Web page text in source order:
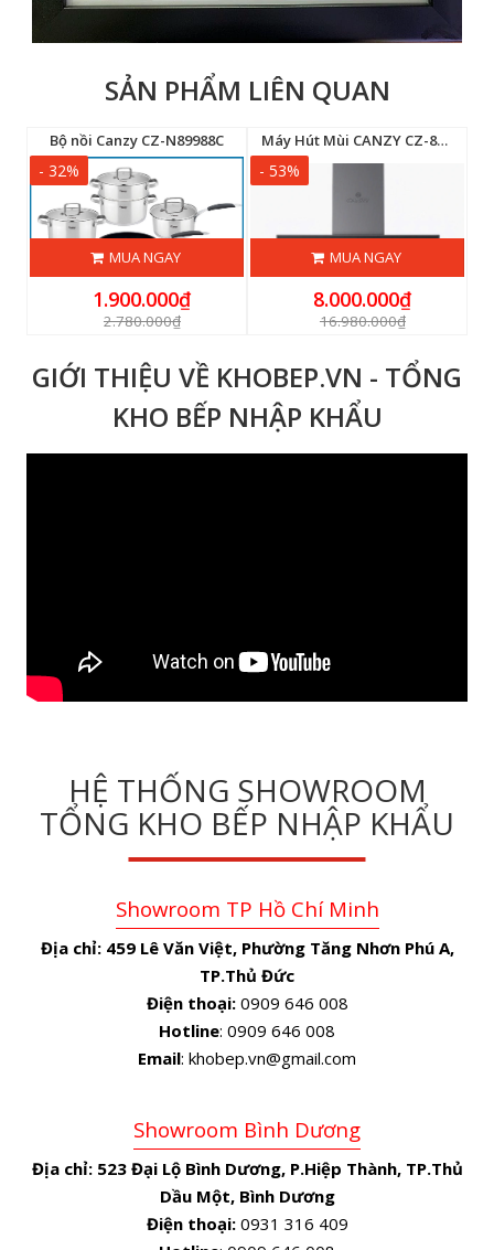
SẢN PHẨM LIÊN QUAN
Bộ nồi Canzy CZ-N89988C
- 32%
MUA NGAY
1.900.000₫
2.780.000₫
Máy Hút Mùi CANZY CZ-829CT
- 53%
MUA NGAY
8.000.000₫
16.980.000₫
GIỚI THIỆU VỀ KHOBEP.VN - TỔNG
KHO BẾP NHẬP KHẨU
HỆ THỐNG SHOWROOM
TỔNG KHO BẾP NHẬP KHẨU
Showroom TP Hồ Chí Minh
Địa chỉ: 459 Lê Văn Việt, Phường Tăng Nhơn Phú A,
TP.Thủ Đức
Điện thoại:0909 646 008
Hotline: 0909 646 008
Email: khobep.vn@gmail.com
Showroom Bình Dương
Địa chỉ: 523 Đại Lộ Bình Dương, P.Hiệp Thành, TP.Thủ
Dầu Một, Bình Dương
Điện thoại:0931 316 409